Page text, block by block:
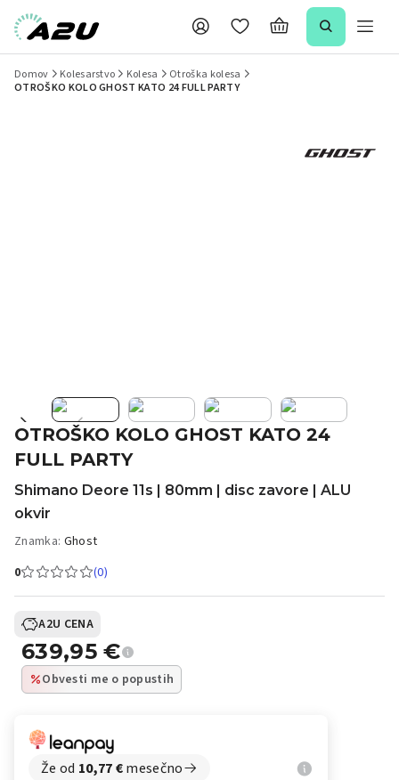
Domov Kolesarstvo Kolesa
Otroška kolesa
OTROŠKO KOLO GHOST KATO 24 FULL PARTY
OTROŠKO KOLO GHOST KATO 24
FULL PARTY
Shimano Deore 11s | 80mm | disc zavore | ALU
okvir
Znamka: Ghost
0
(0)
A2U CENA
639,95€
Obvesti me o popustih
Že od 10,77€mesečno